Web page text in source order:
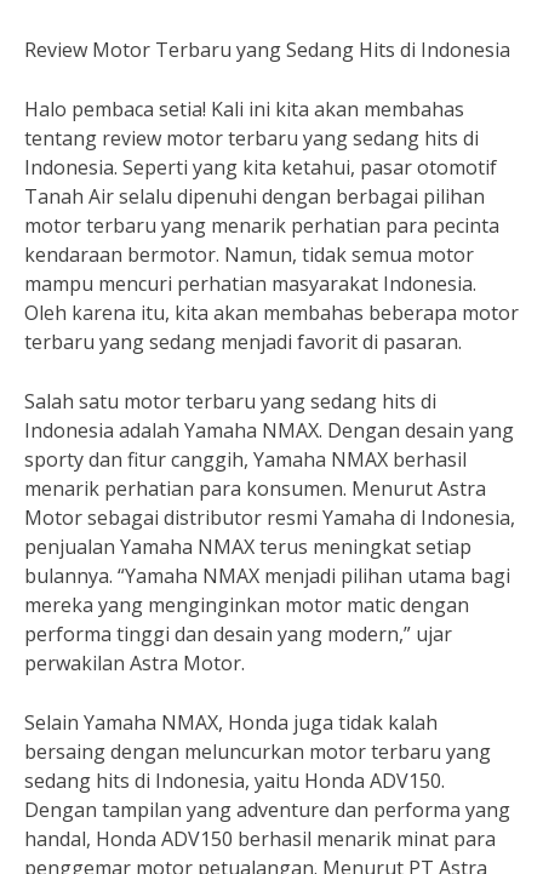
Review Motor Terbaru yang Sedang Hits di Indonesia
Halo pembaca setia! Kali ini kita akan membahas
tentang review motor terbaru yang sedang hits di
Indonesia. Seperti yang kita ketahui, pasar otomotif
Tanah Air selalu dipenuhi dengan berbagai pilihan
motor terbaru yang menarik perhatian para pecinta
kendaraan bermotor. Namun, tidak semua motor
mampu mencuri perhatian masyarakat Indonesia.
Oleh karena itu, kita akan membahas beberapa motor
terbaru yang sedang menjadi favorit di pasaran.
Salah satu motor terbaru yang sedang hits di
Indonesia adalah Yamaha NMAX. Dengan desain yang
sporty dan fitur canggih, Yamaha NMAX berhasil
menarik perhatian para konsumen. Menurut Astra
Motor sebagai distributor resmi Yamaha di Indonesia,
penjualan Yamaha NMAX terus meningkat setiap
bulannya. “Yamaha NMAX menjadi pilihan utama bagi
mereka yang menginginkan motor matic dengan
performa tinggi dan desain yang modern,” ujar
perwakilan Astra Motor.
Selain Yamaha NMAX, Honda juga tidak kalah
bersaing dengan meluncurkan motor terbaru yang
sedang hits di Indonesia, yaitu Honda ADV150.
Dengan tampilan yang adventure dan performa yang
handal, Honda ADV150 berhasil menarik minat para
penggemar motor petualangan. Menurut PT Astra